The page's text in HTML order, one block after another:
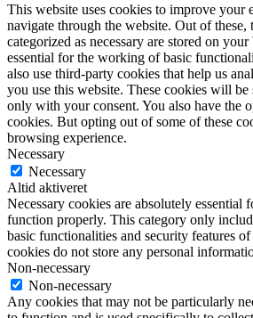
This website uses cookies to improve your
navigate through the website. Out of these,
categorized as necessary are stored on
essential for the working of basic
also use third-party cookies that help us
you use this website. These cookies will
only with your consent. You also have the
cookies. But opting out of some of these
browsing experience.
Necessary
Necessary
Altid aktiveret
Necessary cookies are absolutely essential
function properly. This category only
basic functionalities and security features
cookies do not store any personal
Non-necessary
Non-necessary
Any cookies that may not be particularly